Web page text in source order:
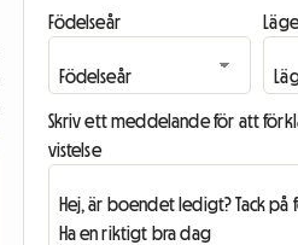
Födelseår Läge
Skriv ett meddelande för att
vistelse